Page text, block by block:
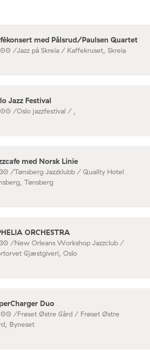
med Pålsrud/Paulsen Quartet
/Jazz på Skreia / Kaffekruset, Skreia
Jazz Festival
/Oslo jazzfestival / ,
med Norsk Linie
/Tønsberg Jazzklubb / Quality Hotel
Tønsberg
ORCHESTRA
/New Orleans Workshop Jazzclub /
Gjæstgiveri, Oslo
Duo
/Frøset Østre Gård / Frøset Østre
Byneset